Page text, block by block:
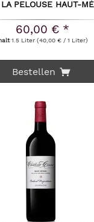
PELOUSE HAUT-
60,00 € *
1.5 Liter(40,00 € / 1 Liter)
Bestellen